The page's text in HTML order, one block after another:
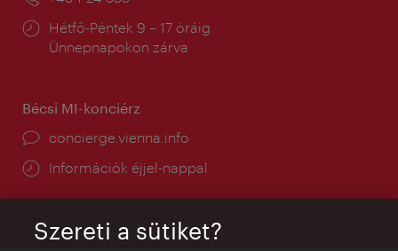
Nyitva
tartás:
Hétfő-Péntek 9 – 17 óráig
Ünnepnapokon zárva
Bécsi MI-konciérz
concierge.vienna.info
Információk éjjel-nappal
Szereti a sütiket?